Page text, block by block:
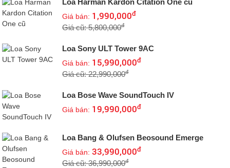
Loa Harman Kardon Citation One cũ
Giá bán: 1,990,000đ
Giá cũ: 5,800,000đ
Loa Sony ULT Tower 9AC
Giá bán: 15,990,000đ
Giá cũ: 22,990,000đ
Loa Bose Wave SoundTouch IV
Giá bán: 19,990,000đ
Loa Bang & Olufsen Beosound Emerge
Giá bán:33,990,000đ
Giá cũ: 36,990,000đ